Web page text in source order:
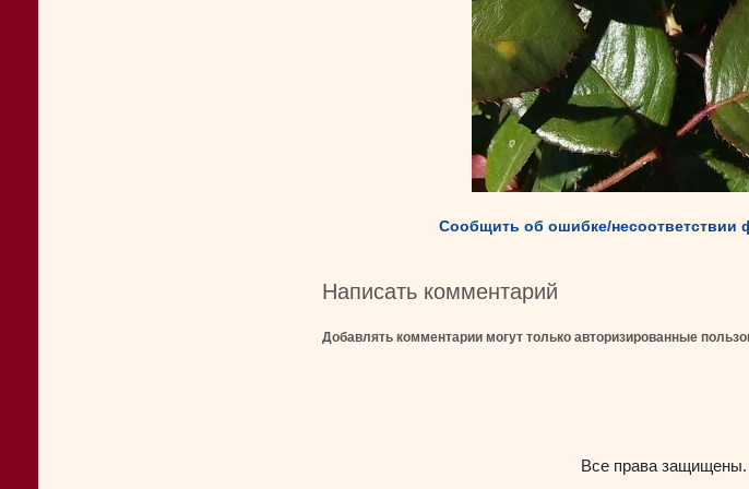
Сообщить об ошибке/несоответствии
Написать комментарий
Добавлять комментарии могут только авторизированные
Все права защищены.